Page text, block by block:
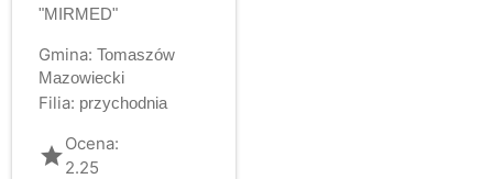
"MIRMED"
Gmina: Tomaszów
Mazowiecki
Filia: przychodnia
gradeOcena:
2.25